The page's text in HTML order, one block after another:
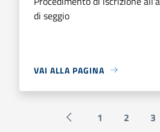
di seggio
VAI ALLA PAGINA
Pagina precedente
1 2 3